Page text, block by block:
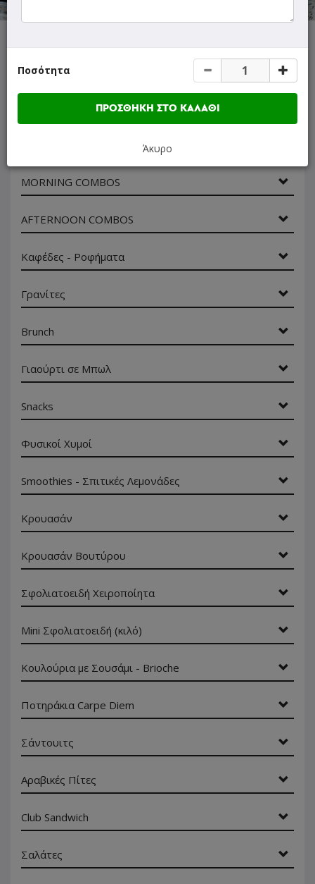
ΑΞΙΟΛΟΓΗΣΕΙΣ
προϊόντος...
MORNING COMBOS
AFTERNOON COMBOS
Καφέδες - Ροφήματα
Γρανίτες
Brunch
Γιαούρτι σε Μπωλ
Snacks
Φυσικοί Χυμοί
Smoothies - Σπιτικές Λεμονάδες
Κρουασάν
Κρουασάν Βουτύρου
Σφολιατοειδή Χειροποίητα
Mini Σφολιατοειδή (κιλό)
Κουλούρια με Σουσάμι - Brioche
Ποτηράκια Carpe Diem
Σάντουιτς
Αραβικές Πίτες
Club Sandwich
Σαλάτες
Ποσότητα
ΠΡΟΣΘΗΚΗ ΣΤΟ ΚΑΛΑΘΙ
Άκυρο